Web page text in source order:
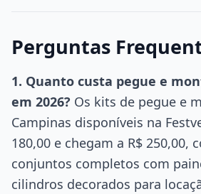
Perguntas
1. Quanto custa pegue e
em 2026? Os kits de pegue e
Campinas disponíveis na
180,00 e chegam a R$ 250,00,
conjuntos completos com
cilindros decorados para